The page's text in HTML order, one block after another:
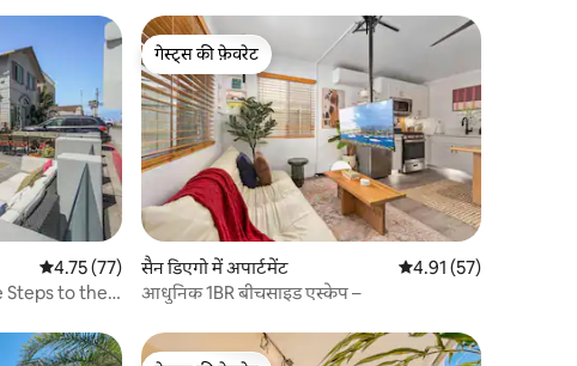
औसत रेटिंग 5 में से 4.75, 77 समीक्षाएँ
4.75 (77)
Steps to the
गेस्ट्स की फ़ेवरेट
गेस्ट्स की फ़ेवरेट
सैन डिएगो में अपार्टमेंट औसत रेटिंग 5 में से 4.91,
4.91 (57)
आधुनिक 1BR बीचसाइड एस्केप –